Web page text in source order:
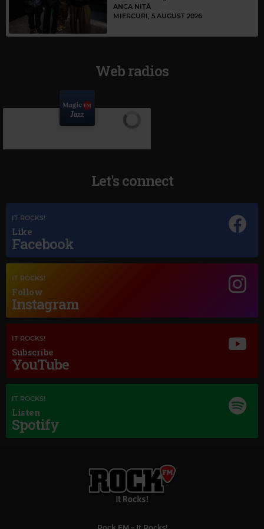
ANCA NIȚĂ
MIERCURI, 5 AUGUST 2026
Web radios
DUKE ELLINGTON
Let's connect
IT ROCKS!
Like
Facebook
IT ROCKS!
Follow
Instagram
IT ROCKS!
Subscribe
YouTube
IT ROCKS!
Listen
Spotify